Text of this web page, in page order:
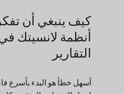
كيف ينبغي أن
أنظمة لانسيتك
التقارير
أسهل خطأ هو البدء